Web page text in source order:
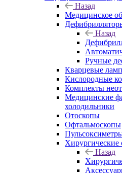
Назад
Медицинское
Назад
Ручные
Кварцевые
Кислородные
Комплекты
Медицинские
холодильники
Отоскопы
Офтальмоскопы
Хирургические
Назад